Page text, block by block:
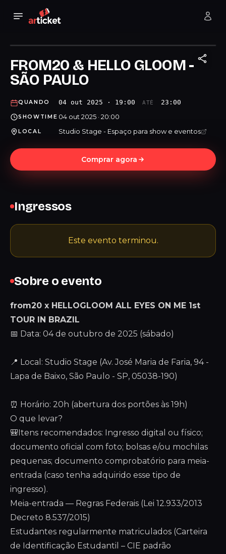
FROM20 & HELLO GLOOM -
SÃO PAULO
QUANDO 04 out 2025 · 19:00 ATÉ 23:00
SHOWTIME 04 out 2025 · 20:00
LOCAL Studio Stage - Espaço para show e eventos
Comprar agora
Sobre o evento
from20 x HELLOGLOOM ALL EYES ON ME 1st
TOUR IN BRAZIL
📅 Data: 04 de outubro de 2025 (sábado)
📍 Local: Studio Stage (Av. José Maria de Faria, 94 -
Lapa de Baixo, São Paulo - SP, 05038-190)
⏰ Horário: 20h (abertura dos portões às 19h)
O que levar?
🎒Itens recomendados: Ingresso digital ou físico;
documento oficial com foto; bolsas e/ou mochilas
pequenas; documento comprobatório para meia-
entrada (caso tenha adquirido esse tipo de
ingresso).
Meia-entrada — Regras Federais (Lei 12.933/2013
Decreto 8.537/2015)
Estudantes regularmente matriculados (Carteira
de Identificação Estudantil – CIE padrão
Ingressos
Este evento terminou.